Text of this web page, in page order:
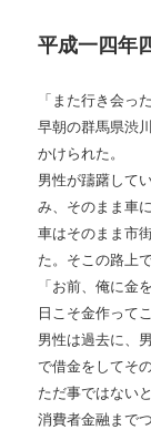
平成一四年
「また行き会っ
早朝の群馬県渋
かけられた。
男性が躊躇して
み、そのまま車
車はそのまま市
た。そこの路上
「お前、俺に金
日こそ金作ってこ
男性は過去に、
で借金をしてそ
ただ事ではない
消費者金融まで